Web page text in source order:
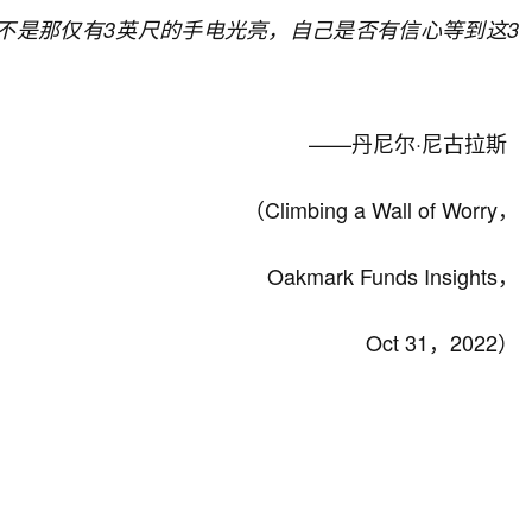
那仅有3英尺的手电光亮，自己是否有信心等到这3
——丹尼尔·尼古拉斯
（Climbing a Wall of Worry，
Oakmark Funds Insights，
Oct 31，2022）